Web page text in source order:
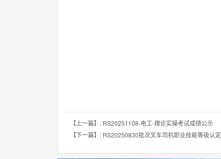
【上一篇】: RS20251108-电工-理论实操考试成绩公示
【下一篇】: RS20250830批次叉车司机职业技能等级认